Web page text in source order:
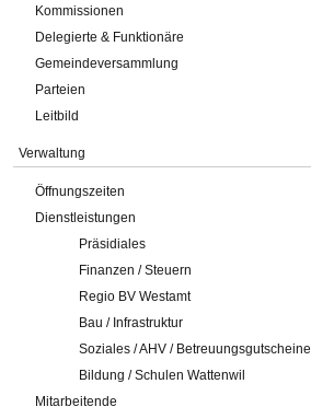
Kommissionen
Delegierte & Funktionäre
Gemeindeversammlung
Parteien
Leitbild
Verwaltung
Öffnungszeiten
Dienstleistungen
Präsidiales
Finanzen / Steuern
Regio BV Westamt
Bau / Infrastruktur
Soziales / AHV / Betreuungsgutscheine
Bildung / Schulen Wattenwil
Mitarbeitende